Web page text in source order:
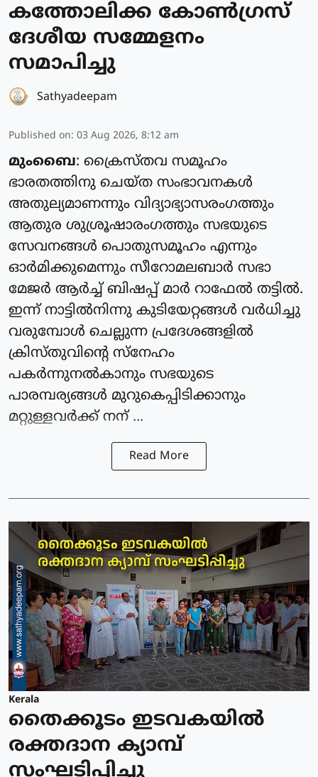
കത്തോലിക്ക കോൺഗ്രസ്
ദേശീയ സമ്മേളനം
സമാപിച്ചു
Sathyadeepam
Published on: 03 Aug 2026, 8:12 am
മുംബൈ: ക്രൈസ്‌തവ സമൂഹം
ഭാരതത്തിനു ചെയ്‌ത സംഭാവനകൾ
അതുല്യമാണന്നും വിദ്യാഭ്യാസരംഗത്തും
ആതുര ശുശ്രൂഷാരംഗത്തും സഭയുടെ
സേവനങ്ങൾ പൊതുസമൂഹം എന്നും
ഓർമിക്കുമെന്നും സീറോമലബാർ സഭാ
മേജർ ആർച്ച് ബിഷപ്പ് മാർ റാഫേൽ തട്ടിൽ.
ഇന്ന് നാട്ടിൽനിന്നു കുടിയേറ്റങ്ങൾ വർധിച്ചു
വരുമ്പോൾ ചെല്ലുന്ന പ്രദേശങ്ങളിൽ
ക്രിസ്തു‌വിൻ്റെ സ്നേഹം
പകർന്നുനൽകാനും സഭയുടെ
പാരമ്പര്യങ്ങൾ മുറുകെപ്പിടിക്കാനും
മറ്റുള്ളവർക്ക് നന് ...
Read More
Kerala
തൈക്കൂടം ഇടവകയിൽ
രക്തദാന ക്യാമ്പ്
സംഘടിപ്പിച്ചു